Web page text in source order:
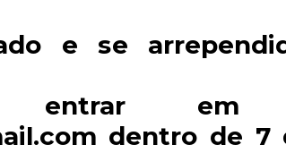
e se
entrar em
dentro de 7